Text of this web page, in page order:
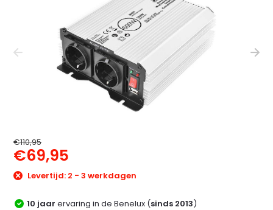
€110,95
€69,95
Levertijd: 2 - 3 werkdagen
10 jaar ervaring in de Benelux (sinds 2013)